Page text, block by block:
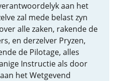
aan het
zal mede belast zyn
alle zaken, rakende de
en derzelver Pryzen,
de Pilotage, alles
Instructie als door
het Wetgevend